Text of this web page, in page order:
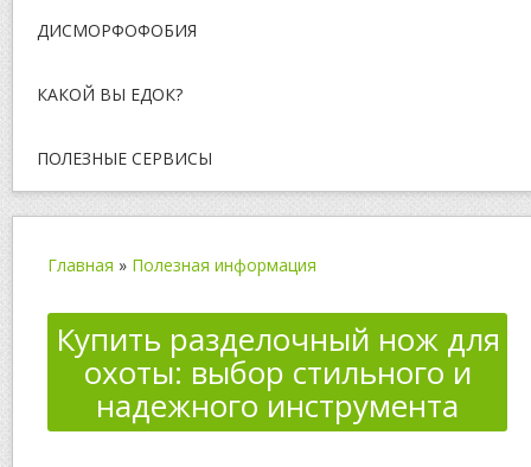
ДИСМОРФОФОБИЯ
КАКОЙ ВЫ ЕДОК?
ПОЛЕЗНЫЕ СЕРВИСЫ
Главная » Полезная информация
Купить разделочный нож для
охоты: выбор стильного и
надежного инструмента